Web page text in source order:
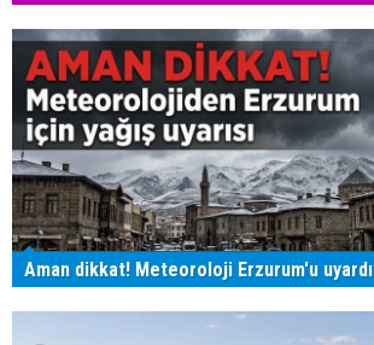
Aman dikkat! Meteoroloji Erzurum'u uyardı